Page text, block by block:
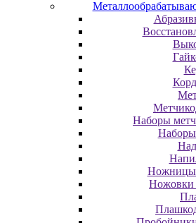
Наборы
Ножницы
Ножовки